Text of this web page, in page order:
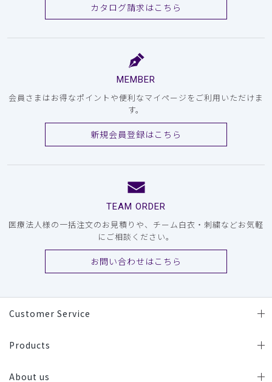
カタログ請求はこちら
MEMBER
会員さまはお得なポイントや便利なマイページをご利用いただけま
す。
新規会員登録はこちら
TEAM ORDER
医療法人様の一括注文のお見積りや、チーム白衣・刺繍などお気軽
にご相談ください。
お問い合わせはこちら
Customer Service
Products
About us